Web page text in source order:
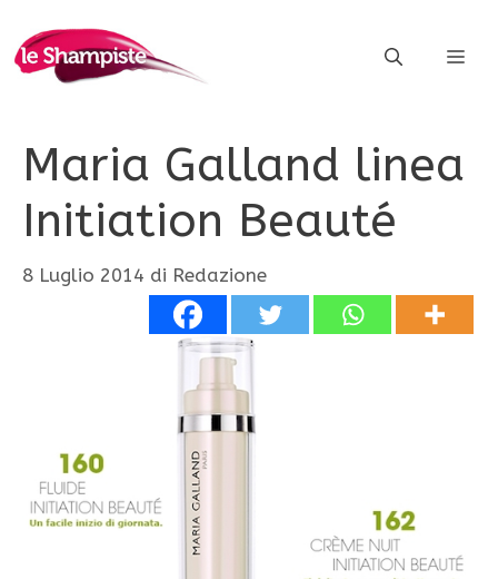
contenuto
Maria Galland linea
Initiation Beauté
8 Luglio 2014 di Redazione